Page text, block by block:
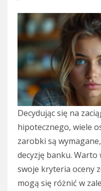
Decydując się na
hipotecznego, wiele
zarobki są
decyzję banku. Warto
swoje kryteria oceny
mogą się różnić w